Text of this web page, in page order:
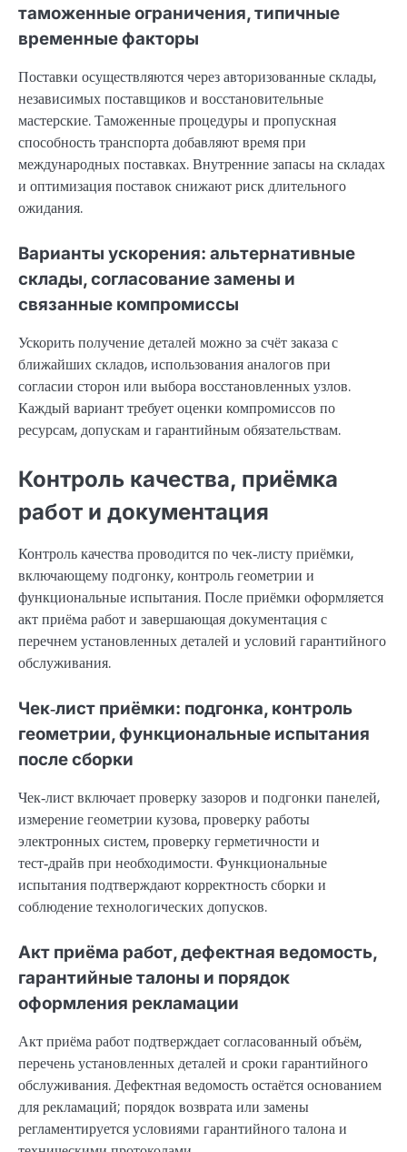
таможенные ограничения, типичные
временные факторы
Поставки осуществляются через авторизованные склады,
независимых поставщиков и восстановительные
мастерские. Таможенные процедуры и пропускная
способность транспорта добавляют время при
международных поставках. Внутренние запасы на складах
и оптимизация поставок снижают риск длительного
ожидания.
Варианты ускорения: альтернативные
склады, согласование замены и
связанные компромиссы
Ускорить получение деталей можно за счёт заказа с
ближайших складов, использования аналогов при
согласии сторон или выбора восстановленных узлов.
Каждый вариант требует оценки компромиссов по
ресурсам, допускам и гарантийным обязательствам.
Контроль качества, приёмка
работ и документация
Контроль качества проводится по чек‑листу приёмки,
включающему подгонку, контроль геометрии и
функциональные испытания. После приёмки оформляется
акт приёма работ и завершающая документация с
перечнем установленных деталей и условий гарантийного
обслуживания.
Чек‑лист приёмки: подгонка, контроль
геометрии, функциональные испытания
после сборки
Чек‑лист включает проверку зазоров и подгонки панелей,
измерение геометрии кузова, проверку работы
электронных систем, проверку герметичности и
тест‑драйв при необходимости. Функциональные
испытания подтверждают корректность сборки и
соблюдение технологических допусков.
Акт приёма работ, дефектная ведомость,
гарантийные талоны и порядок
оформления рекламации
Акт приёма работ подтверждает согласованный объём,
перечень установленных деталей и сроки гарантийного
обслуживания. Дефектная ведомость остаётся основанием
для рекламаций; порядок возврата или замены
регламентируется условиями гарантийного талона и